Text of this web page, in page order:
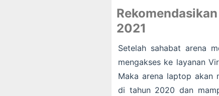
2021
Setelah sahabat arena
mengakses ke layanan
Maka arena laptop akan
di tahun 2020 dan